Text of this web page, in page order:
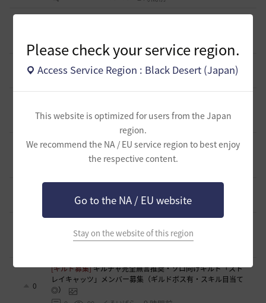
Please check your service region.
Access Service Region : Black Desert (Japan)
This website is optimized for users from the Japan
region.
We recommend the NA / EU service region to best enjoy
the respective content.
Go to the NA / EU website
Stay on the website of this region
シャイミン-日本 3 時間前
0
[スクリーンショット／映像] 古巣の桟橋でおすまし
0 51 ラーナフルール-日本 3 時間前
7
0 349 エレメル 5 時間前
[ギルド募集]新設生活系ギルド「OneRoom」創設メンバー
ハッピーエンド
79 倉葉 7 時間前
楽しくゲームライフ！
0
[ギルド募集]ギルチャ完全無言推奨・ソロ向けギルド「スト
レイキャッツ」メンバー募集（ギルドボス有・スキル目当て
◎）